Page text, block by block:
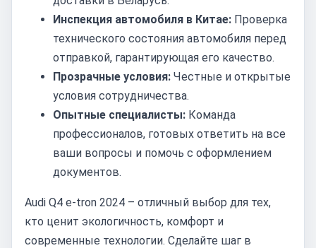
Инспекция автомобиля в Китае: Проверка
технического состояния автомобиля перед
отправкой, гарантирующая его качество.
Прозрачные условия: Честные и открытые
условия сотрудничества.
Опытные специалисты: Команда
профессионалов, готовых ответить на все
ваши вопросы и помочь с оформлением
документов.
Audi Q4 e-tron 2024 – отличный выбор для тех,
кто ценит экологичность, комфорт и
современные технологии. Сделайте шаг в